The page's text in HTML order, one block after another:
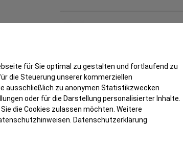
sich
alle
für Sie optimal zu gestalten und fortlaufend zu
die Steuerung unserer kommerziellen
ausschließlich zu anonymen Statistikzwecken
oder für die Darstellung personalisierter Inhalte.
die Cookies zulassen möchten. Weitere
Datenschutzerklärung